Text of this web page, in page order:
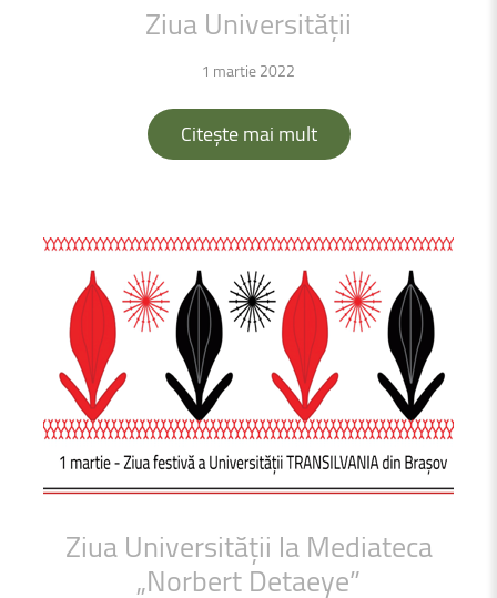
Ziua Universității
1 martie 2022
Citește mai mult
Ziua Universității la Mediateca
„Norbert Detaeye”